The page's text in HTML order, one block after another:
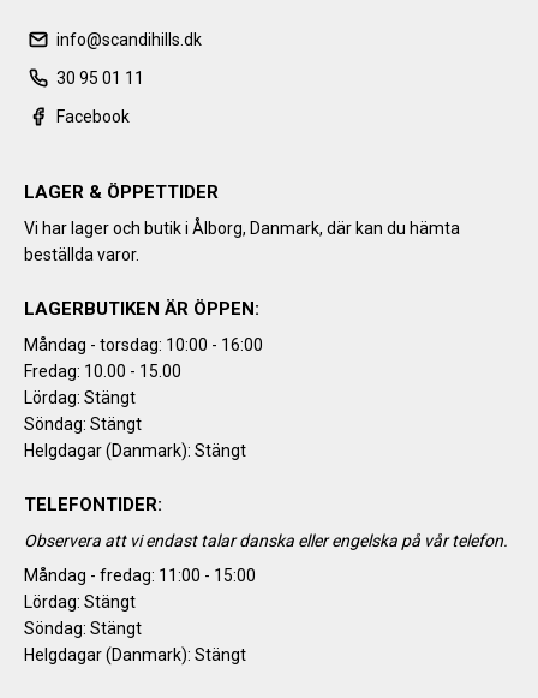
info@scandihills.dk
30 95 01 11
Facebook
LAGER & ÖPPETTIDER
Vi har lager och butik i Ålborg, Danmark, där kan du hämta
beställda varor.
LAGERBUTIKEN ÄR ÖPPEN:
Måndag - torsdag: 10:00 - 16:00
Fredag: 10.00 - 15.00
Lördag: Stängt
Söndag: Stängt
Helgdagar (Danmark): Stängt
TELEFONTIDER:
Observera att vi endast talar danska eller engelska på vår telefon.
Måndag - fredag: 11:00 - 15:00
Lördag: Stängt
Söndag: Stängt
Helgdagar (Danmark): Stängt